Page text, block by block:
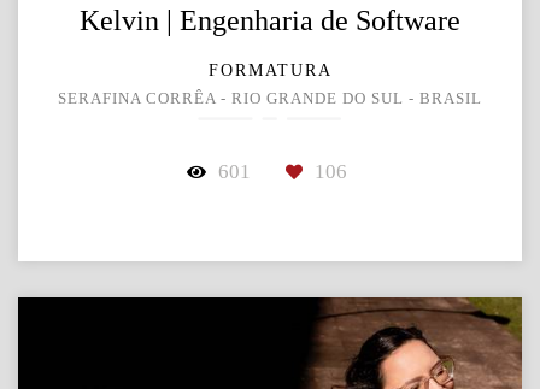
Kelvin | Engenharia de Software
FORMATURA
SERAFINA CORRÊA - RIO GRANDE DO SUL - BRASIL
601 106